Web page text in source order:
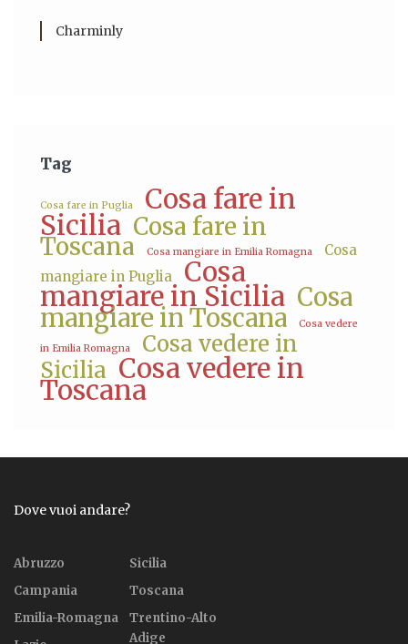
Charminly
Tag
Cosa fare in Puglia Cosa fare in
Sicilia Cosa fare in
Toscana Cosa mangiare in Emilia Romagna
Cosa
mangiare in Puglia
Cosa
mangiare in Sicilia Cosa
mangiare in Toscana Cosa vedere
in Emilia Romagna
Cosa vedere in
Sicilia Cosa vedere in
Toscana
Dove vuoi andare?
Abruzzo
Campania
Emilia-Romagna
Sicilia
Toscana
Trentino-Alto
Adige